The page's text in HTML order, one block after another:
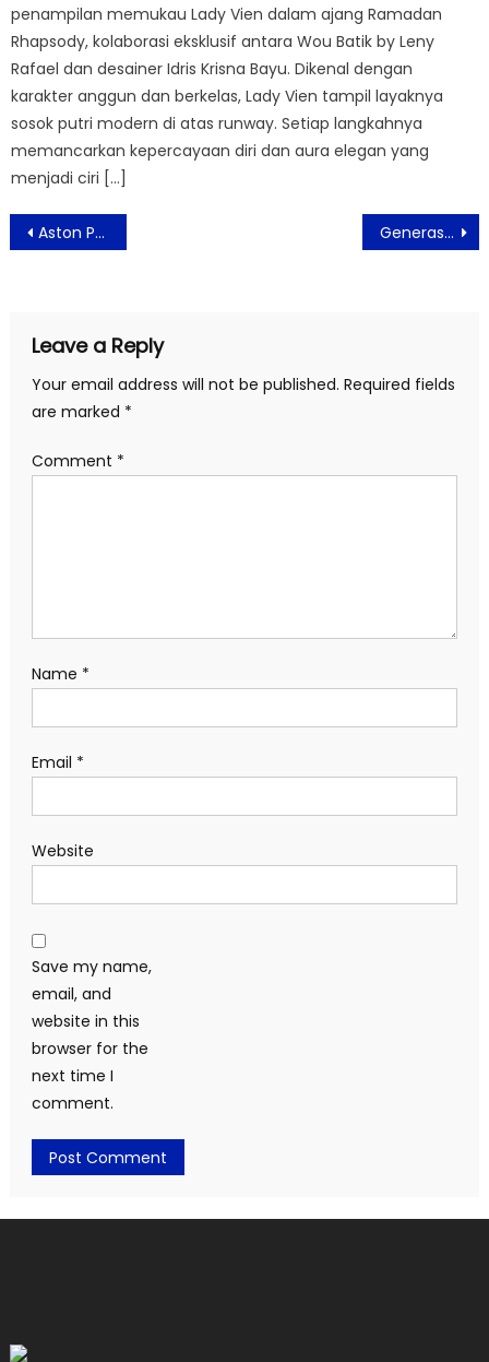
penampilan memukau Lady Vien dalam ajang Ramadan
Rhapsody, kolaborasi eksklusif antara Wou Batik by Leny
Rafael dan desainer Idris Krisna Bayu. Dikenal dengan
karakter anggun dan berkelas, Lady Vien tampil layaknya
sosok putri modern di atas runway. Setiap langkahnya
memancarkan kepercayaan diri dan aura elegan yang
menjadi ciri […]
Post
navigation
Aston Priority Simatupang Hotel & Conference Ajak Pakar dan Milenial Apresiasi Batik di Talk Corner: Dialog Batik Generasi 90an Melankolia Bernostalgia di Konser Wave of Cinema
Leave a Reply
Your email address will not be published. Required fields
are marked *
Comment *
Name *
Email *
Website
Save my name,
email, and
website in this
browser for the
next time I
comment.